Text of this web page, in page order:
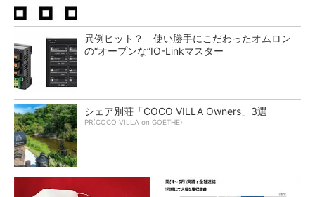
異例ヒット？ 使い勝手にこだわったオムロン
の“オープンな”IO-Linkマスター
シェア別荘「COCO VILLA Owners」3選
PR(COCO VILLA on GOETHE)